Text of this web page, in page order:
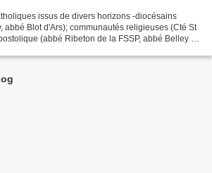
issus de divers horizons -diocésains
abbé Blot d'Ars); communautés religieuses (Cté St
(abbé Ribeton de la FSSP, abbé Belley de